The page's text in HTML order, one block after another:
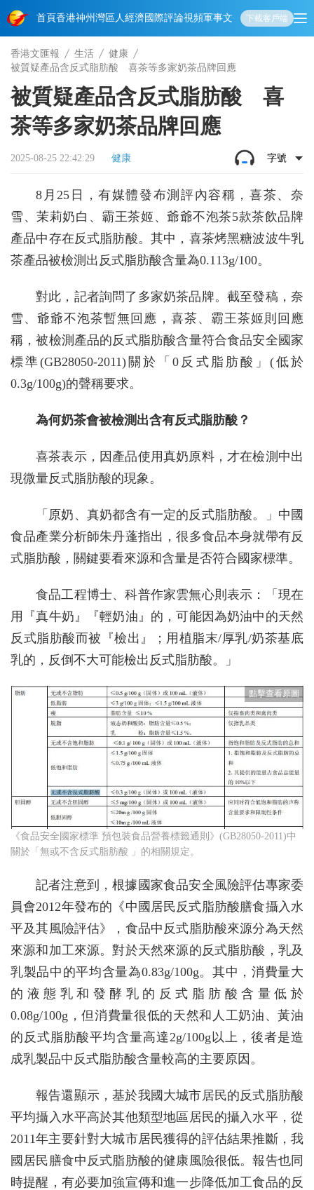
首頁香港神州 灣區人經濟國際評論視頻軍事文化 娛樂生活教育體
下載客戶端
香港文匯報 生活
健康
被質疑產品含反式脂肪酸 喜茶等多家奶茶品牌回應
被質疑產品含反式脂肪酸 喜
茶等多家奶茶品牌回應
2025-08-25 22:42:29 健康 字號
8月25日，有媒體發布測評內容稱，喜茶、奈
雪、茉莉奶白、霸王茶姬、爺爺不泡茶5款茶飲品牌
產品中存在反式脂肪酸。其中，喜茶烤黑糖波波牛乳
茶產品被檢測出反式脂肪酸含量為0.113g/100。
對此，記者詢問了多家奶茶品牌。截至發稿，奈
雪、爺爺不泡茶暫無回應，喜茶、霸王茶姬則回應
稱，被檢測產品的反式脂肪酸含量符合食品安全國家
標準(GB28050-2011)關於「0反式脂肪酸」(低於
0.3g/100g)的聲稱要求。
為何奶茶會被檢測出含有反式脂肪酸？
喜茶表示，因產品使用真奶原料，才在檢測中出
現微量反式脂肪酸的現象。
「原奶、真奶都含有一定的反式脂肪酸。」中國
食品產業分析師朱丹蓬指出，很多食品本身就帶有反
式脂肪酸，關鍵要看來源和含量是否符合國家標準。
食品工程博士、科普作家雲無心則表示：「現在
用『真牛奶』『輕奶油』的，可能因為奶油中的天然
反式脂肪酸而被『檢出』；用植脂末/厚乳/奶茶基底
乳的，反倒不大可能檢出反式脂肪酸。」
《食品安全國家標準 預包裝食品營養標籤通則》(GB28050-2011)中
關於「無或不含反式脂肪酸 」的相關規定。
記者注意到，根據國家食品安全風險評估專家委
員會2012年發布的《中國居民反式脂肪酸膳食攝入水
平及其風險評估》，食品中反式脂肪酸來源分為天然
來源和加工來源。對於天然來源的反式脂肪酸，乳及
乳製品中的平均含量為0.83g/100g。其中，消費量大
的液態乳和發酵乳的反式脂肪酸含量低於
0.08g/100g，但消費量很低的天然和人工奶油、黃油
的反式脂肪酸平均含量高達2g/100g以上，後者是造
成乳製品中反式脂肪酸含量較高的主要原因。
報告還顯示，基於我國大城市居民的反式脂肪酸
平均攝入水平高於其他類型地區居民的攝入水平，從
2011年主要針對大城市居民獲得的評估結果推斷，我
國居民膳食中反式脂肪酸的健康風險很低。報告也同
時提醒，有必要加強宣傳和進一步降低加工食品的反